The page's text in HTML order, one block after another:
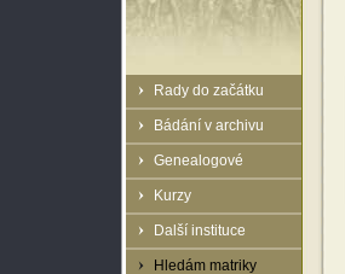
Rady do začátku
Bádání v archivu
Genealogové
Kurzy
Další instituce
Hledám matriky